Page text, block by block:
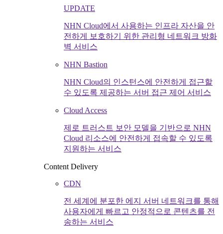
UPDATE
NHN Cloud에서 사용하는 인프라 자산을 안
전하게 보호하기 위한 관리형 네트워크 방화
벽 서비스
NHN Bastion
NHN Cloud의 인스턴스에 안전하게 접근할
수 있도록 제공하는 서버 접근 제어 서비스
Cloud Access
제로 트러스트 보안 모델을 기반으로 NHN
Cloud 리소스에 안전하게 접속할 수 있도록
지원하는 서비스
Content Delivery
CDN
전 세계에 분포한 에지 서버 네트워크를 통해
사용자에게 빠르고 안정적으로 콘텐츠를 전
송하는 서비스